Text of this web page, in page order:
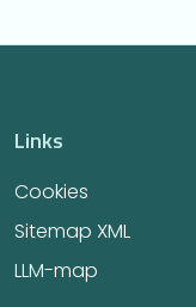
Links
Cookies
Sitemap XML
LLM-map